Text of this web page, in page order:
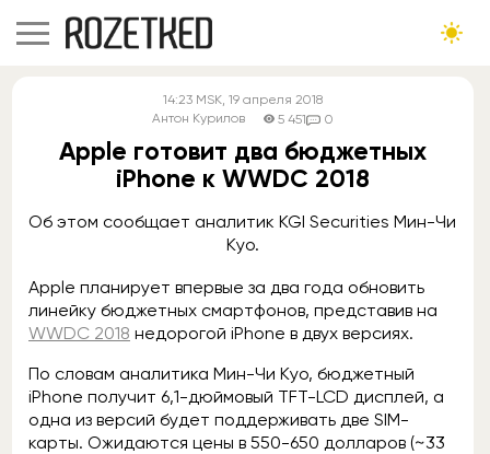
14:23 MSK, 19 апреля 2018
Антон Курилов
5 451 0
Apple готовит два бюджетных
iPhone к WWDC 2018
Об этом сообщает аналитик KGI Securities Мин-Чи
Куо.
Apple планирует впервые за два года обновить
линейку бюджетных смартфонов, представив на
WWDC 2018 недорогой iPhone в двух версиях.
По словам аналитика Мин-Чи Куо, бюджетный
iPhone получит 6,1-дюймовый TFT-LCD дисплей, а
одна из версий будет поддерживать две SIM-
карты. Ожидаются цены в 550-650 долларов (~33